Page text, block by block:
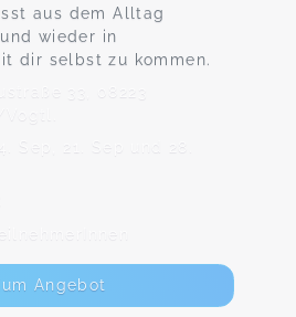
aus dem Alltag
wieder in
dir selbst zu kommen.
33, 08223
Sep, 21. Sep und 28.
Angebot